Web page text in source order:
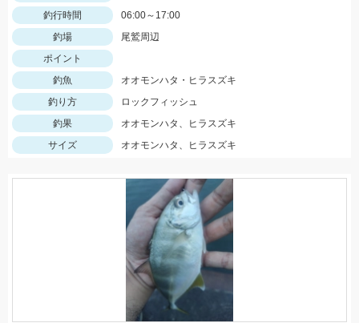
釣行時間
06:00～17:00
釣場
尾鷲周辺
ポイント
釣魚
オオモンハタ・ヒラスズキ
釣り方
ロックフィッシュ
釣果
オオモンハタ、ヒラスズキ
サイズ
オオモンハタ、ヒラスズキ